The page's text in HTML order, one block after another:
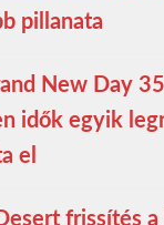
pillanata
New Day
idők egyik
el
frissítés